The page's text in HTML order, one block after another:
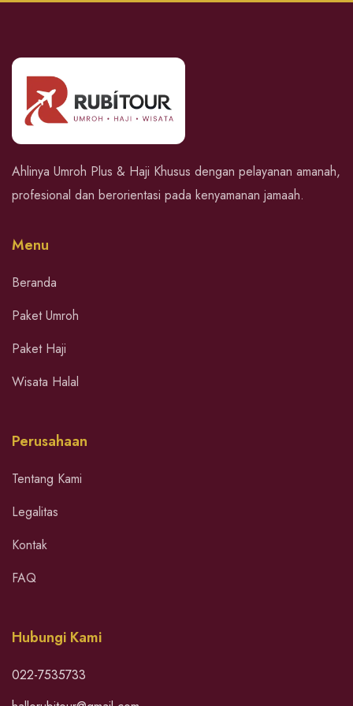
Ahlinya Umroh Plus & Haji Khusus dengan pelayanan amanah,
profesional dan berorientasi pada kenyamanan jamaah.
Menu
Beranda
Paket Umroh
Paket Haji
Wisata Halal
Perusahaan
Tentang Kami
Legalitas
Kontak
FAQ
Hubungi Kami
022-7535733